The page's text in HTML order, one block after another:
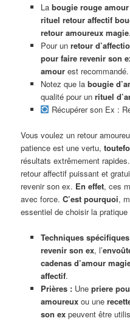
La bougie rouge amour
rituel retour affectif
retour amoureux magie.
Pour un retour
pour faire revenir son
amourest recommandé.
Notez que la bougie
qualité pour un rituel
Récupérer son Ex :
Vous voulez un retour
patience est une vertu,
résultats extrêmement
retour affectif puissant et
revenir son ex. En effet, ces
avec force.C’est pourquoi,
essentiel de choisir la
Techniques
revenir son ex, l’
cadenas d’amour
affectif.
Prières :Une priere
amoureuxou une
son expeuvent être